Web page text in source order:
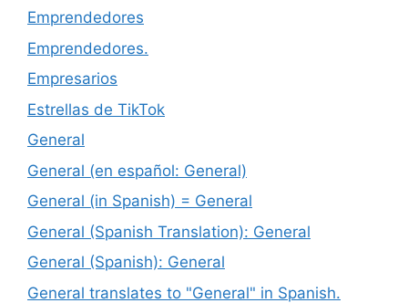
Emprendedores
Emprendedores.
Empresarios
Estrellas de TikTok
General
General (en español: General)
General (in Spanish) = General
General (Spanish Translation): General
General (Spanish): General
General translates to "General" in Spanish.